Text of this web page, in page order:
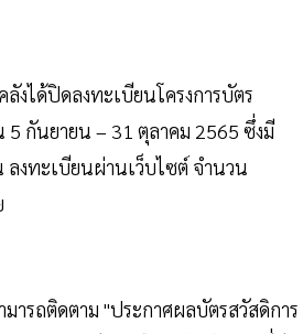
งได้ปิดลงทะเบียนโครงการบัตร
5 กันยายน – 31 ตุลาคม 2565 ซึ่งมี
งทะเบียนผ่านเว็บไซต์ จำนวน
ารถติดตาม "ประกาศผลบัตรสวัสดิการ